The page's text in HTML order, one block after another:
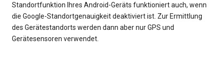
Standortfunktion Ihres Android-Geräts funktioniert auch, wenn
die Google-Standortgenauigkeit deaktiviert ist. Zur Ermittlung
des Gerätestandorts werden dann aber nur GPS und
Gerätesensoren verwendet.